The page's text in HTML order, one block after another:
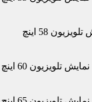
58 اینچ
60 اینچ